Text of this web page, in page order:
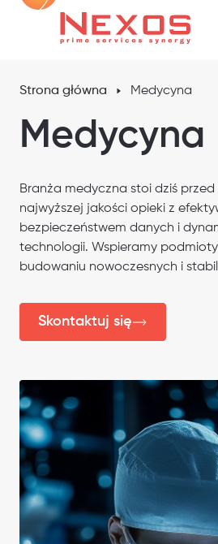
Strona główna Medycyna
Medycyna
Branża medyczna stoi dziś przed
najwyższej jakości opieki z
bezpieczeństwem danych i
technologii. Wspieramy
budowaniu nowoczesnych i
Skontaktuj się